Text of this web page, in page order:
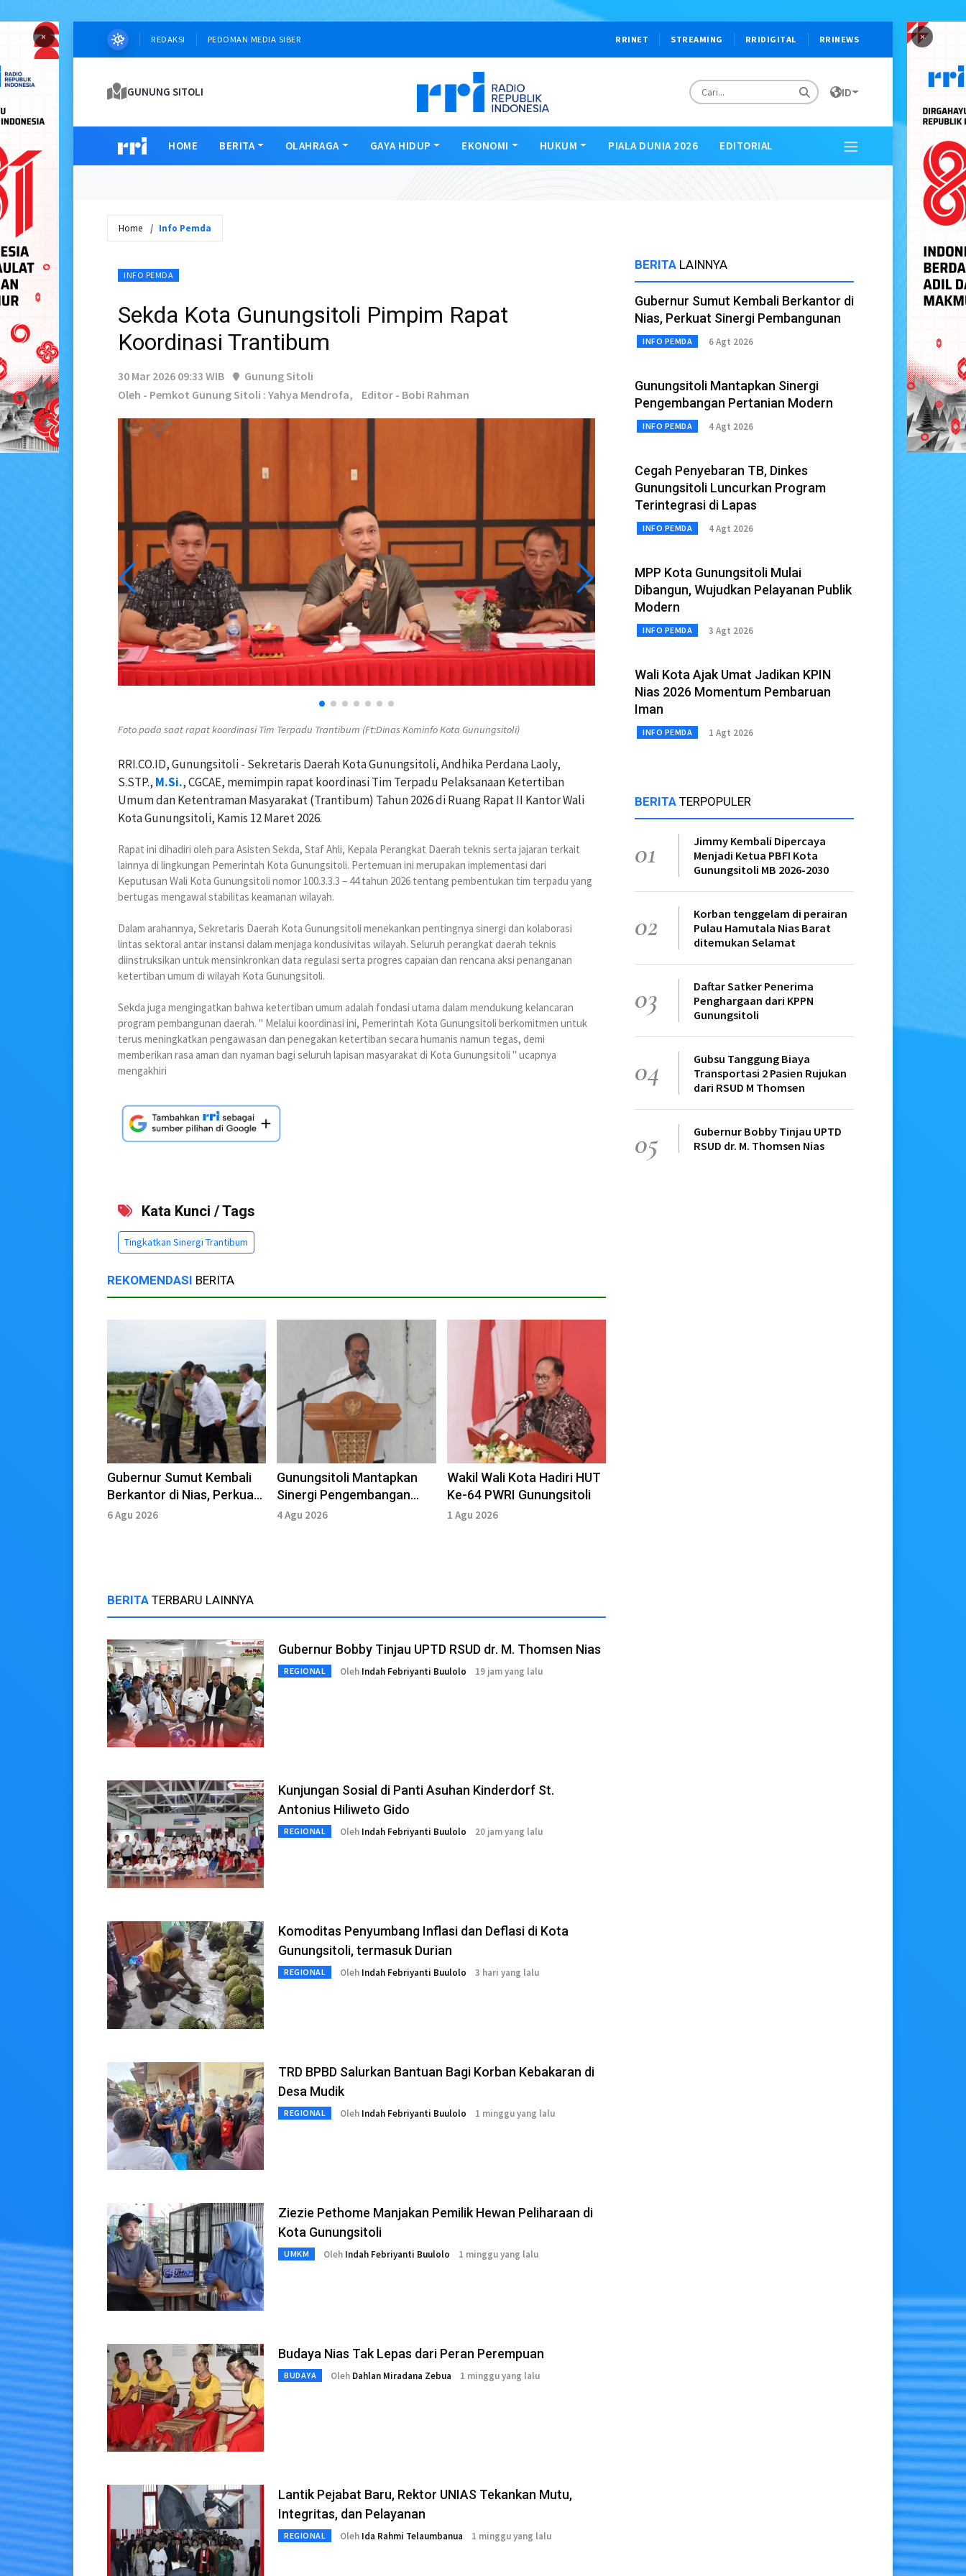
× ×
REDAKSI PEDOMAN MEDIA SIBER RRINET STREAMING RRIDIGITAL RRINEWS
GUNUNG SITOLI ID
HOME BERITA OLAHRAGA GAYA HIDUP EKONOMI HUKUM PIALA DUNIA 2026 EDITORIAL
Home Info Pemda
INFO PEMDA
Sekda Kota Gunungsitoli Pimpim Rapat
Koordinasi Trantibum
30 Mar 2026 09:33 WIB
Gunung Sitoli
Oleh - Pemkot Gunung Sitoli : Yahya Mendrofa,
Editor - Bobi Rahman
Foto pada saat rapat koordinasi Tim Terpadu Trantibum (Ft:Dinas Kominfo Kota Gunungsitoli)
RRI.CO.ID, Gunungsitoli - Sekretaris Daerah Kota Gunungsitoli, Andhika Perdana Laoly,
S.STP., M.Si., CGCAE, memimpin rapat koordinasi Tim Terpadu Pelaksanaan Ketertiban
Umum dan Ketentraman Masyarakat (Trantibum) Tahun 2026 di Ruang Rapat II Kantor Wali
Kota Gunungsitoli, Kamis 12 Maret 2026.
Rapat ini dihadiri oleh para Asisten Sekda, Staf Ahli, Kepala Perangkat Daerah teknis serta jajaran terkait
lainnya di lingkungan Pemerintah Kota Gunungsitoli. Pertemuan ini merupakan implementasi dari
Keputusan Wali Kota Gunungsitoli nomor 100.3.3.3 – 44 tahun 2026 tentang pembentukan tim terpadu yang
bertugas mengawal stabilitas keamanan wilayah.
Dalam arahannya, Sekretaris Daerah Kota Gunungsitoli menekankan pentingnya sinergi dan kolaborasi
lintas sektoral antar instansi dalam menjaga kondusivitas wilayah. Seluruh perangkat daerah teknis
diinstruksikan untuk mensinkronkan data regulasi serta progres capaian dan rencana aksi penanganan
ketertiban umum di wilayah Kota Gunungsitoli.
Sekda juga mengingatkan bahwa ketertiban umum adalah fondasi utama dalam mendukung kelancaran
program pembangunan daerah. " Melalui koordinasi ini, Pemerintah Kota Gunungsitoli berkomitmen untuk
terus meningkatkan pengawasan dan penegakan ketertiban secara humanis namun tegas, demi
memberikan rasa aman dan nyaman bagi seluruh lapisan masyarakat di Kota Gunungsitoli " ucapnya
mengakhiri
Kata Kunci / Tags
Tingkatkan Sinergi Trantibum
REKOMENDASI BERITA
Gubernur Sumut Kembali
Berkantor di Nias, Perkuat
Sinergi Pembangunan
6 Agu 2026
Gunungsitoli Mantapkan
Sinergi Pengembangan
Pertanian Modern
4 Agu 2026
Wakil Wali Kota Hadiri HUT
Ke-64 PWRI Gunungsitoli
1 Agu 2026
BERITA TERBARU LAINNYA
Gubernur Bobby Tinjau UPTD RSUD dr. M. Thomsen Nias
REGIONAL Oleh Indah Febriyanti Buulolo 19 jam yang lalu
Kunjungan Sosial di Panti Asuhan Kinderdorf St.
Antonius Hiliweto Gido
REGIONAL Oleh Indah Febriyanti Buulolo 20 jam yang lalu
Komoditas Penyumbang Inflasi dan Deflasi di Kota
Gunungsitoli, termasuk Durian
REGIONAL Oleh Indah Febriyanti Buulolo 3 hari yang lalu
TRD BPBD Salurkan Bantuan Bagi Korban Kebakaran di
Desa Mudik
REGIONAL Oleh Indah Febriyanti Buulolo 1 minggu yang lalu
Ziezie Pethome Manjakan Pemilik Hewan Peliharaan di
Kota Gunungsitoli
UMKM Oleh Indah Febriyanti Buulolo 1 minggu yang lalu
Budaya Nias Tak Lepas dari Peran Perempuan
BUDAYA Oleh Dahlan Miradana Zebua 1 minggu yang lalu
Lantik Pejabat Baru, Rektor UNIAS Tekankan Mutu,
Integritas, dan Pelayanan
REGIONAL Oleh Ida Rahmi Telaumbanua 1 minggu yang lalu
BERITA LAINNYA
Gubernur Sumut Kembali Berkantor di
Nias, Perkuat Sinergi Pembangunan
INFO PEMDA 6 Agt 2026
Gunungsitoli Mantapkan Sinergi
Pengembangan Pertanian Modern
INFO PEMDA 4 Agt 2026
Cegah Penyebaran TB, Dinkes
Gunungsitoli Luncurkan Program
Terintegrasi di Lapas
INFO PEMDA 4 Agt 2026
MPP Kota Gunungsitoli Mulai
Dibangun, Wujudkan Pelayanan Publik
Modern
INFO PEMDA 3 Agt 2026
Wali Kota Ajak Umat Jadikan KPIN
Nias 2026 Momentum Pembaruan
Iman
INFO PEMDA 1 Agt 2026
BERITA TERPOPULER
01
Jimmy Kembali Dipercaya
Menjadi Ketua PBFI Kota
Gunungsitoli MB 2026-2030
02
Korban tenggelam di perairan
Pulau Hamutala Nias Barat
ditemukan Selamat
03
Daftar Satker Penerima
Penghargaan dari KPPN
Gunungsitoli
04
Gubsu Tanggung Biaya
Transportasi 2 Pasien Rujukan
dari RSUD M Thomsen
05
Gubernur Bobby Tinjau UPTD
RSUD dr. M. Thomsen Nias